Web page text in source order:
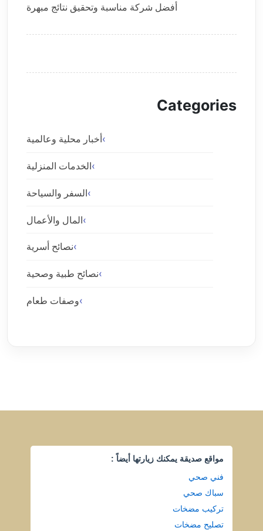
أفضل شركة مناسبة وتحقيق نتائج مبهرة
Categories
أخبار محلية وعالمية
الخدمات المنزلية
السفر والسياحة
المال والأعمال
نصائح أسرية
نصائح طبية وصحية
وصفات طعام
مواقع صديقة يمكنك زيارتها أيضاً :
فني صحي
سباك صحي
تركيب مضخات
تصليح مضخات